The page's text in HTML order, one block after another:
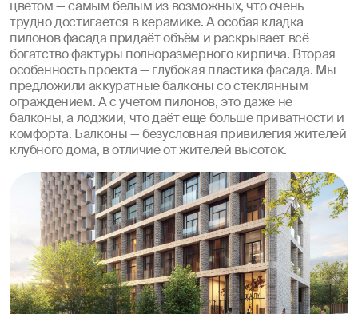
цветом — самым белым из возможных, что очень
трудно достигается в керамике. А особая кладка
пилонов фасада придаёт объём и раскрывает всё
богатство фактуры полноразмерного кирпича. Вторая
особенность проекта — глубокая пластика фасада. Мы
предложили аккуратные балконы со стеклянным
ограждением. А с учетом пилонов, это даже не
балконы, а лоджии, что даёт еще больше приватности и
комфорта. Балконы — безусловная привилегия жителей
клубного дома, в отличие от жителей высоток.